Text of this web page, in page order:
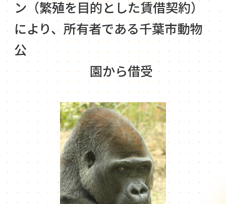
ン（繁殖を目的とした賃借契約）
により、所有者である千葉市動物
公
園から借受